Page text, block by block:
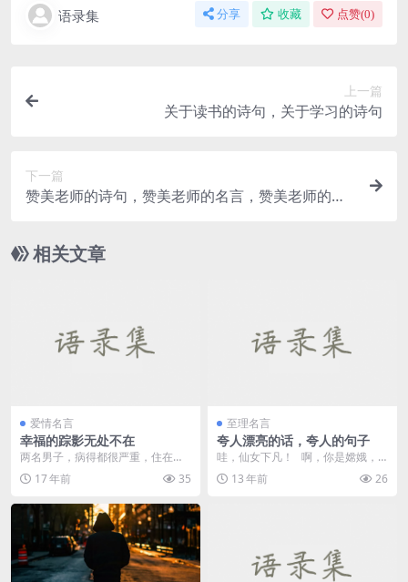
语录集 分享 收藏 点赞(0)
上一篇
关于读书的诗句，关于学习的诗句
下一篇
赞美老师的诗句，赞美老师的名言，赞美老师的话
相关文章
爱情名言
幸福的踪影无处不在
两名男子，病得都很严重，住在医
院的同一间病房，其中一名男子每
天下午都可以在床上坐...
17 年前 35
至理名言
夸人漂亮的话，夸人的句子
哇，仙女下凡！ 啊，你是嫦娥，
我是后羿，来吧！ 杨贵...
13 年前 26